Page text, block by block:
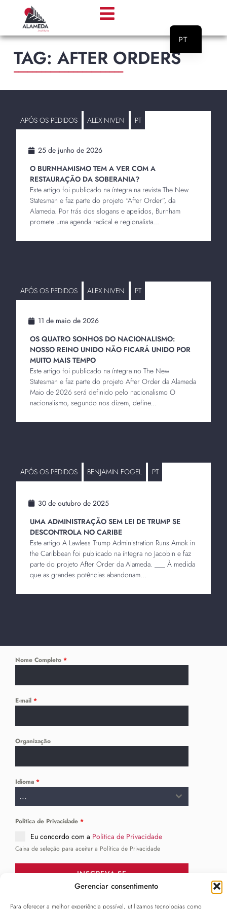
Gerenciar consentimento
Para oferecer a melhor experiência possível, utilizamos tecnologias como
TAG: AFTER ORDERS
________________________
APÓS OS PEDIDOS ALEX NIVEN PT
25 de junho de 2026
O BURNHAMISMO TEM A VER COM A
RESTAURAÇÃO DA SOBERANIA?
Este artigo foi publicado na íntegra na revista The New
Statesman e faz parte do projeto “After Order”, da
Alameda. Por trás dos slogans e apelidos, Burnham
promete uma agenda radical e regionalista...
APÓS OS PEDIDOS ALEX NIVEN PT
11 de maio de 2026
OS QUATRO SONHOS DO NACIONALISMO:
NOSSO REINO UNIDO NÃO FICARÁ UNIDO POR
MUITO MAIS TEMPO
Este artigo foi publicado na íntegra no The New
Statesman e faz parte do projeto After Order da Alameda
Maio de 2026 será definido pelo nacionalismo O
nacionalismo, segundo nos dizem, define...
APÓS OS PEDIDOS BENJAMIN FOGEL PT
30 de outubro de 2025
UMA ADMINISTRAÇÃO SEM LEI DE TRUMP SE
DESCONTROLA NO CARIBE
Este artigo A Lawless Trump Administration Runs Amok in
the Caribbean foi publicado na íntegra no Jacobin e faz
parte do projeto After Order da Alameda. ___ À medida
que as grandes potências abandonam...
Nome Completo *
E-mail *
Organização
Idioma *
...
Politica de Privacidade *
Eu concordo com a Politica de Privacidade
Caixa de seleção para aceitar a Política de Privacidade
INSCREVA-SE
PT
EN